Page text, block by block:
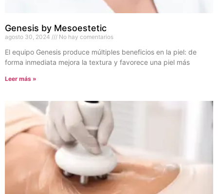
Genesis by Mesoestetic
agosto 30, 2024 No hay comentarios
El equipo Genesis produce múltiples beneficios en la piel: de
forma inmediata mejora la textura y favorece una piel más
Leer más »